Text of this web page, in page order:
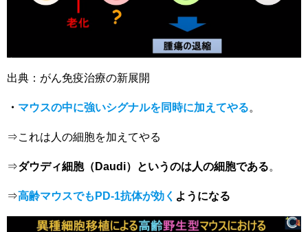
出典：がん免疫治療の新展開
・ マウスの中に強いシグナルを同時に加えてやる。
⇒これは人の細胞を加えてやる
⇒ダウディ細胞（Daudi）というのは人の細胞である。
⇒高齢マウスでもPD-1抗体が効く ようになる